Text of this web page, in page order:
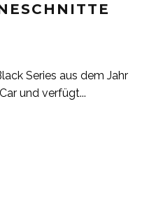
Series aus dem Jahr
und verfügt...